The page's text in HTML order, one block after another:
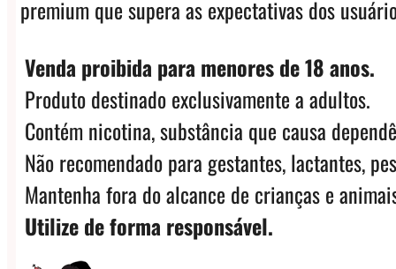
premium que supera as expectativas dos
Venda proibida para menores de 18 anos.
Produto destinado exclusivamente a adultos.
Contém nicotina, substância que causa
Não recomendado para gestantes, lactantes,
Mantenha fora do alcance de crianças e
Utilize de forma responsável.